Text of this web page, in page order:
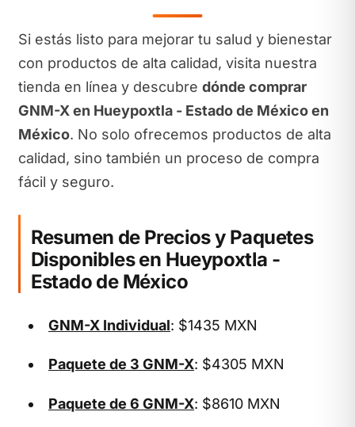
Si estás listo para mejorar tu salud y bienestar
con productos de alta calidad, visita nuestra
tienda en línea y descubre dónde comprar
GNM-X en Hueypoxtla - Estado de México en
México. No solo ofrecemos productos de alta
calidad, sino también un proceso de compra
fácil y seguro.
Resumen de Precios y Paquetes
Disponibles en Hueypoxtla -
Estado de México
GNM-X Individual: $1435 MXN
Paquete de 3 GNM-X: $4305 MXN
Paquete de 6 GNM-X: $8610 MXN